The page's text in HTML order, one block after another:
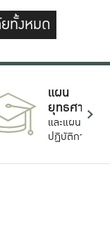
ทั้งหมด
แผน
ยุทธศาสตร์
และแผน
ปฏิบัติการ